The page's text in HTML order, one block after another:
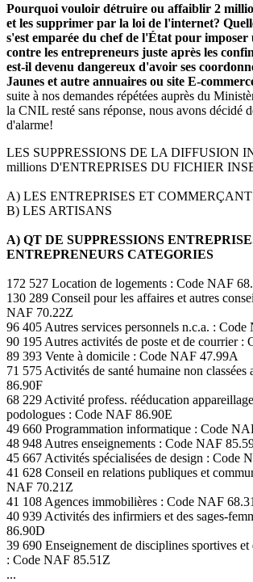
Pourquoi vouloir détruire ou affaiblir 2
et les supprimer par la loi de l'internet?
s'est emparée du chef de l'État pour imposer
contre les entrepreneurs juste après les
est-il devenu dangereux d'avoir ses
Jaunes et autre annuaires ou site E-
suite à nos demandes répétées auprès du
la CNIL resté sans réponse, nous avons décidé
d'alarme!
LES SUPPRESSIONS DE LA DIFFUSION
millions D'ENTREPRISES DU FICHIER
A) LES ENTREPRISES ET
B) LES ARTISANS
A) QT DE SUPPRESSIONS
ENTREPRENEURS CATEGORIES
172 527 Location de logements : Code NAF
130 289 Conseil pour les affaires et autres
NAF 70.22Z
96 405 Autres services personnels n.c.a. :
90 195 Autres activités de poste et de courrier :
89 393 Vente à domicile : Code NAF 47.99A
71 575 Activités de santé humaine non
86.90F
68 229 Activité profess. rééducation
podologues : Code NAF 86.90E
49 660 Programmation informatique : Code
48 948 Autres enseignements : Code NAF
45 667 Activités spécialisées de design : Code
41 628 Conseil en relations publiques et
NAF 70.21Z
41 108 Agences immobilières : Code NAF
40 939 Activités des infirmiers et des sages-
86.90D
39 690 Enseignement de disciplines sportives
: Code NAF 85.51Z
...